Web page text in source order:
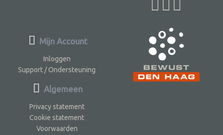
Mijn Account
Inloggen
Support / Ondersteuning
Algemeen
Privacy statement
Cookie statement
Voorwaarden